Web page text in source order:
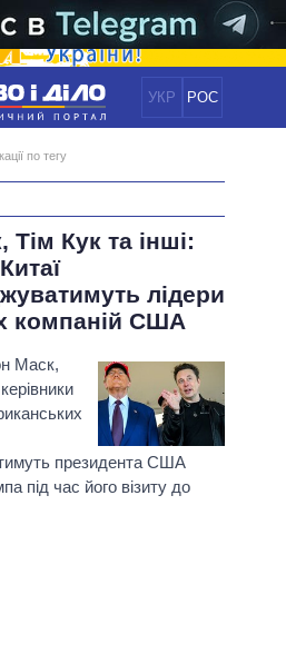
УКР РОС
ЕКОНОМІКА
СУСПІЛЬСТВО
СВІТ
ВІДЕО
ПОЛІТИКІВ
по тегу
Тім Кук та інші:
лідери
компаній США
Маск,
президента США
під час його візиту до